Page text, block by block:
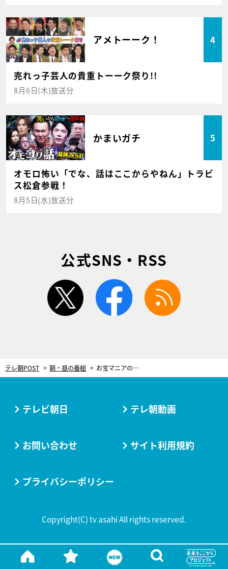
アメトーーク！ 4
売れっ子芸人の貴重トーーク祭り!!
8月6日(木)放送分
かまいガチ 5
オモロ怖い「でな、話はここからやねん」トラビ
ス松倉参戦！
8月5日(水)放送分
公式SNS・RSS
twitter facebook
テレ朝POST 朝・昼の番組 お宝マニアの片岡鶴太郎、デジタル女子の筧美和子！異色刑事コンビが登場！
テレビ朝日 テレ朝動画
お問い合わせ サイト利用規約
プライバシーポリシー
Copyright(C) tv asahi All rights reserved.